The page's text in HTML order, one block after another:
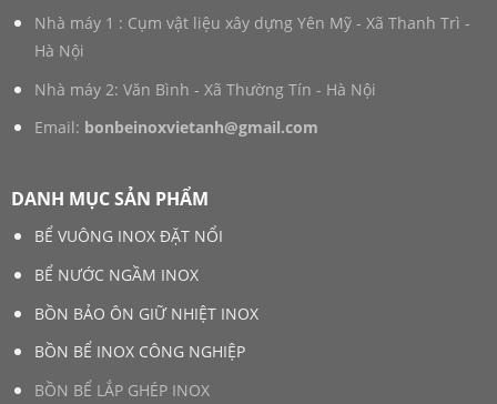
Nhà máy 1 : Cụm vật liệu xây dựng Yên Mỹ - Xã Thanh Trì -
Hà Nội
Nhà máy 2: Văn Bình - Xã Thường Tín - Hà Nội
Email: bonbeinoxvietanh@gmail.com
DANH MỤC SẢN PHẨM
BỂ VUÔNG INOX ĐẶT NỔI
BỂ NƯỚC NGẦM INOX
BỒN BẢO ÔN GIỮ NHIỆT INOX
BỒN BỂ INOX CÔNG NGHIỆP
BỒN BỂ LẮP GHÉP INOX